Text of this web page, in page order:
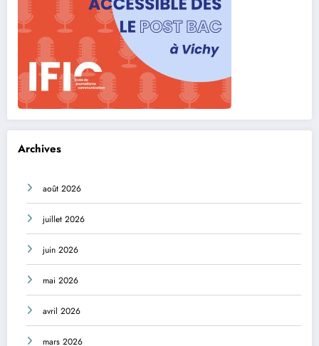
Archives
août 2026
juillet 2026
juin 2026
mai 2026
avril 2026
mars 2026